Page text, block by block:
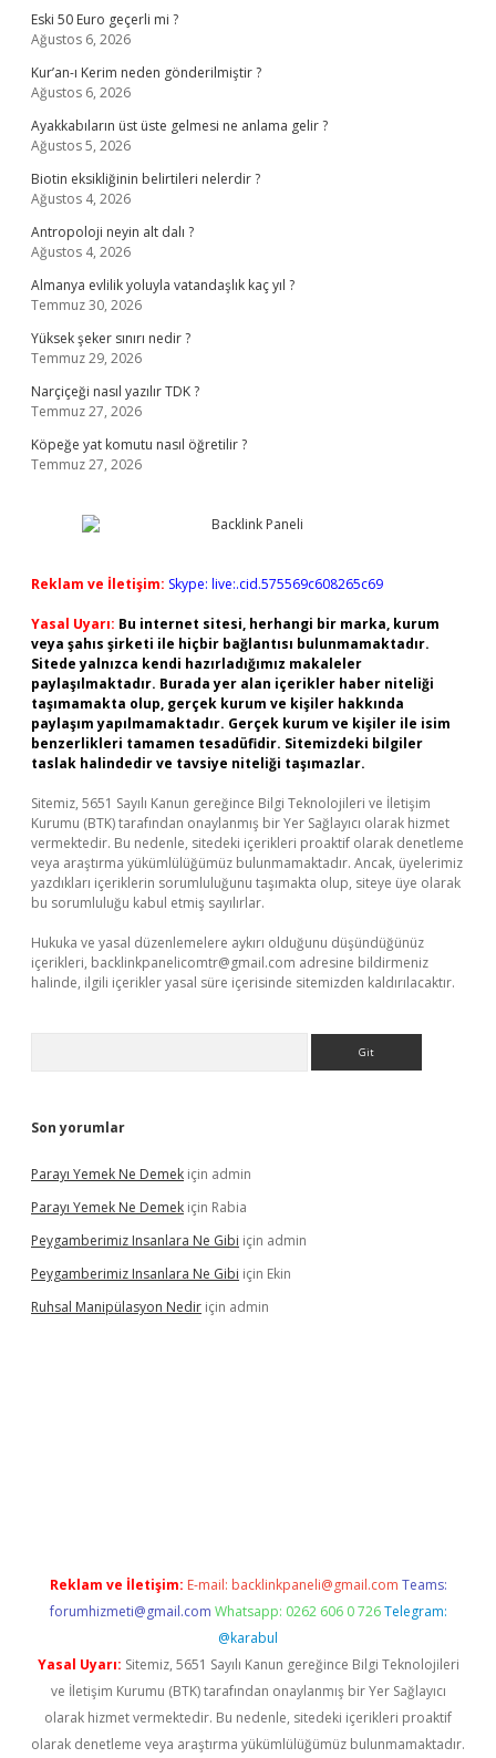
Eski 50 Euro geçerli mi ?
Ağustos 6, 2026
Kur’an-ı Kerim neden gönderilmiştir ?
Ağustos 6, 2026
Ayakkabıların üst üste gelmesi ne anlama gelir ?
Ağustos 5, 2026
Biotin eksikliğinin belirtileri nelerdir ?
Ağustos 4, 2026
Antropoloji neyin alt dalı ?
Ağustos 4, 2026
Almanya evlilik yoluyla vatandaşlık kaç yıl ?
Temmuz 30, 2026
Yüksek şeker sınırı nedir ?
Temmuz 29, 2026
Narçiçeği nasıl yazılır TDK ?
Temmuz 27, 2026
Köpeğe yat komutu nasıl öğretilir ?
Temmuz 27, 2026
Reklam ve İletişim: Skype: live:.cid.575569c608265c69
Yasal Uyarı: Bu internet sitesi, herhangi bir marka, kurum
veya şahıs şirketi ile hiçbir bağlantısı bulunmamaktadır.
Sitede yalnızca kendi hazırladığımız makaleler
paylaşılmaktadır. Burada yer alan içerikler haber niteliği
taşımamakta olup, gerçek kurum ve kişiler hakkında
paylaşım yapılmamaktadır. Gerçek kurum ve kişiler ile isim
benzerlikleri tamamen tesadüfidir. Sitemizdeki bilgiler
taslak halindedir ve tavsiye niteliği taşımazlar.
Sitemiz, 5651 Sayılı Kanun gereğince Bilgi Teknolojileri ve İletişim
Kurumu (BTK) tarafından onaylanmış bir Yer Sağlayıcı olarak hizmet
vermektedir. Bu nedenle, sitedeki içerikleri proaktif olarak denetleme
veya araştırma yükümlülüğümüz bulunmamaktadır. Ancak, üyelerimiz
yazdıkları içeriklerin sorumluluğunu taşımakta olup, siteye üye olarak
bu sorumluluğu kabul etmiş sayılırlar.
Hukuka ve yasal düzenlemelere aykırı olduğunu düşündüğünüz
içerikleri, backlinkpanelicomtr@gmail.com adresine bildirmeniz
halinde, ilgili içerikler yasal süre içerisinde sitemizden kaldırılacaktır.
Son yorumlar
Parayı Yemek Ne Demek için admin
Parayı Yemek Ne Demek için Rabia
Peygamberimiz Insanlara Ne Gibi için admin
Peygamberimiz Insanlara Ne Gibi için Ekin
Ruhsal Manipülasyon Nedir için admin
Reklam ve İletişim: E-mail: backlinkpaneli@gmail.com Teams:
forumhizmeti@gmail.com Whatsapp: 0262 606 0 726 Telegram:
@karabul
Yasal Uyarı: Sitemiz, 5651 Sayılı Kanun gereğince Bilgi Teknolojileri
ve İletişim Kurumu (BTK) tarafından onaylanmış bir Yer Sağlayıcı
olarak hizmet vermektedir. Bu nedenle, sitedeki içerikleri proaktif
olarak denetleme veya araştırma yükümlülüğümüz bulunmamaktadır.